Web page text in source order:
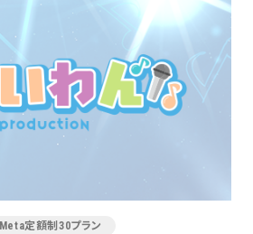
Meta定額制30プラン